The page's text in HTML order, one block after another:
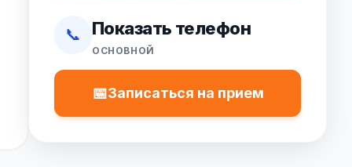
📞 Показать телефон
ОСНОВНОЙ
📅Записаться на прием